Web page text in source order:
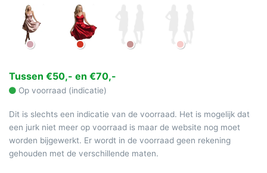
Tussen €50,- en €70,-
Op voorraad (indicatie)
Dit is slechts een indicatie van de voorraad. Het is mogelijk dat
een jurk niet meer op voorraad is maar de website nog moet
worden bijgewerkt. Er wordt in de voorraad geen rekening
gehouden met de verschillende maten.